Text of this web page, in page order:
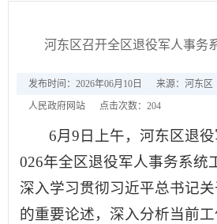
河东区召开全区退役军人事务
发布时间：2026年06月10日
来源：河东区
人民政府网站
点击次数： 204
6月9日上午，河东区退
026年全区退役军人事务系统
深入学习贯彻习近平总书记
的重要论述，深入分析当前